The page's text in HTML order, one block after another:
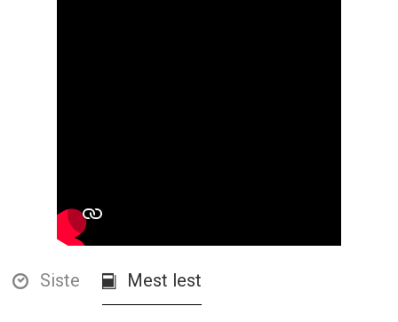
Siste Mest lest